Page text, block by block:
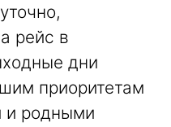
рейс в
дни
приоритетам
и родными